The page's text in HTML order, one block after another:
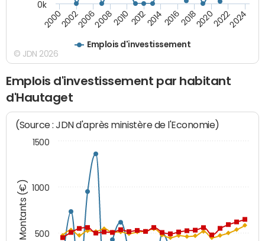
Emplois d'investissement
20002002200620082010 2012201420162018202020222024
0k
© JDN 2026
Emplois d'investissement par habitant
d'Hautaget
Montants (€)
(Source : JDN d'après ministère de l'Economie)
500
1000
1500